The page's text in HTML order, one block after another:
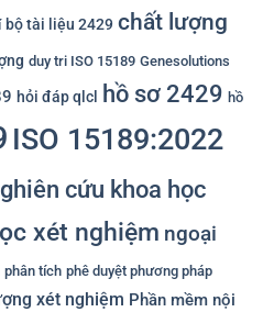
bộ tài liệu 2429 chất lượng
duy tri ISO 15189 Genesolutions
hỏi đáp qlcl hồ sơ 2429 hồ
ISO 15189:2022
cứu khoa học
xét nghiệm ngoại
phân tích phê duyệt phương pháp
xét nghiệm Phần mềm nội